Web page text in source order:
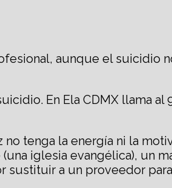
aunque el suicidio
En Ela CDMX llama al
tenga la energía ni la
iglesia evangélica), un
a un proveedor